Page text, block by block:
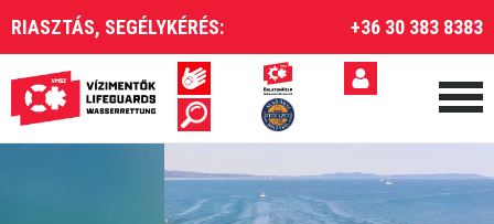
RIASZTÁS, SEGÉLYKÉRÉS: +36 30 383 8383